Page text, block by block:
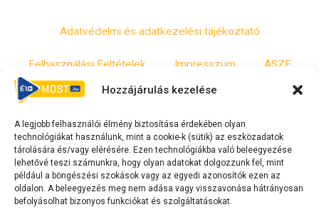
Hozzájárulás kezelése
A legjobb felhasználói élmény biztosítása érdekében olyan
technológiákat használunk, mint a cookie-k (sütik) az eszközadatok
tárolására és/vagy elérésére. Ezen technológiákba való beleegyezése
lehetővé teszi számunkra, hogy olyan adatokat dolgozzunk fel, mint
például a böngészési szokások vagy az egyedi azonosítók ezen az
oldalon. A beleegyezés meg nem adása vagy visszavonása hátrányosan
befolyásolhat bizonyos funkciókat és szolgáltatásokat.
Adatvédelmi és adatkezelési tájékoztató
Felhasználási Feltételek Impresszum ÁSZF
Irányelvek Moderálási szabályzat
F
a
c
e
Y
o
u
t
T
i
k
t